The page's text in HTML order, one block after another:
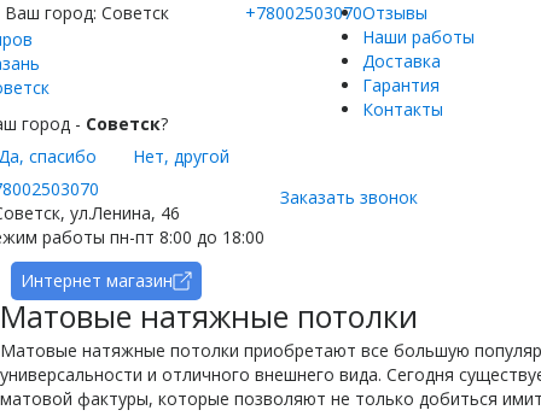
Ваш город: Советск
город - Советск?
спасибо
Нет, другой
+78002503070Отзывы
Наши работы
Доставка
Гарантия
Контакты
ул.Ленина, 46
работы пн-пт 8:00 до 18:00
Интернет магазин
Заказать звонок
Матовые натяжные потолки
Матовые натяжные потолки приобретают все большую
универсальности и отличного внешнего вида. Сегодня
матовой фактуры, которые позволяют не только добиться